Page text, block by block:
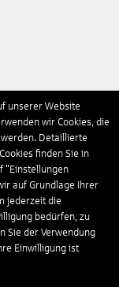
unserer Website
wir Cookies, die
Detaillierte
finden Sie in
"Einstellungen
auf Grundlage Ihrer
jederzeit die
bedürfen, zu
Sie der Verwendung
Einwilligung ist